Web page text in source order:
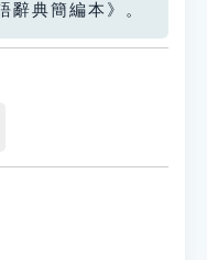
辭典簡編本》。